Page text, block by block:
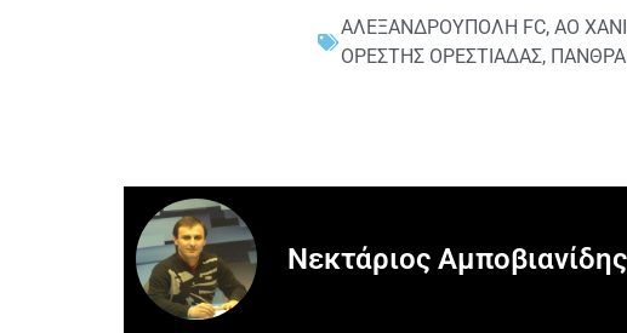
ΑΛΕΞΑΝΔΡΟΥΠΟΛΗ FC, ΑΟ
ΟΡΕΣΤΗΣ ΟΡΕΣΤΙΑΔΑΣ,
Νεκτάριος Αμποβιανίδης